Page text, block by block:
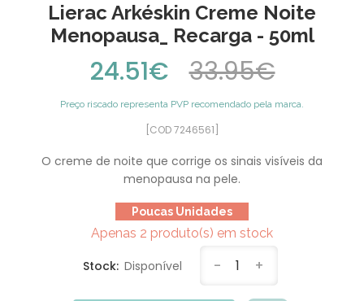
Lierac Arkéskin Creme Noite
Menopausa_ Recarga - 50ml
24.51€ 33.95€
Preço riscado representa PVP recomendado pela marca.
[COD 7246561]
O creme de noite que corrige os sinais visíveis da
menopausa na pele.
Poucas Unidades
Apenas 2 produto(s) em stock
Stock: Disponível - 1 +